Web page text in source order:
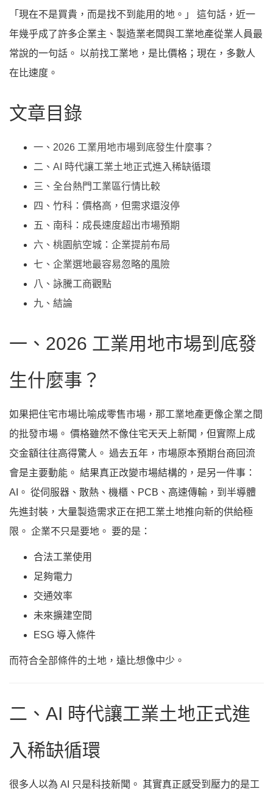
「現在不是買貴，而是找不到能用的地。」 這句話，近一
年幾乎成了許多企業主、製造業老闆與工業地產從業人員最
常說的一句話。 以前找工業地，是比價格；現在，多數人
在比速度。
文章目錄
一、2026 工業用地市場到底發生什麼事？
二、AI 時代讓工業土地正式進入稀缺循環
三、全台熱門工業區行情比較
四、竹科：價格高，但需求還沒停
五、南科：成長速度超出市場預期
六、桃園航空城：企業提前布局
七、企業選地最容易忽略的風險
八、詠騰工商觀點
九、結論
一、2026 工業用地市場到底發
生什麼事？
如果把住宅市場比喻成零售市場，那工業地產更像企業之間
的批發市場。 價格雖然不像住宅天天上新聞，但實際上成
交金額往往高得驚人。 過去五年，市場原本預期台商回流
會是主要動能。 結果真正改變市場結構的，是另一件事：
AI。 從伺服器、散熱、機櫃、PCB、高速傳輸，到半導體
先進封裝，大量製造需求正在把工業土地推向新的供給極
限。 企業不只是要地。 要的是：
合法工業使用
足夠電力
交通效率
未來擴建空間
ESG 導入條件
而符合全部條件的土地，遠比想像中少。
二、AI 時代讓工業土地正式進
入稀缺循環
很多人以為 AI 只是科技新聞。 其實真正感受到壓力的是工